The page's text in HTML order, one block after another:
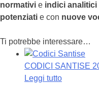
normativi e indici analitici
potenziati e con nuove
Ti potrebbe interessare…
CODICI SANTISE
Leggi tutto